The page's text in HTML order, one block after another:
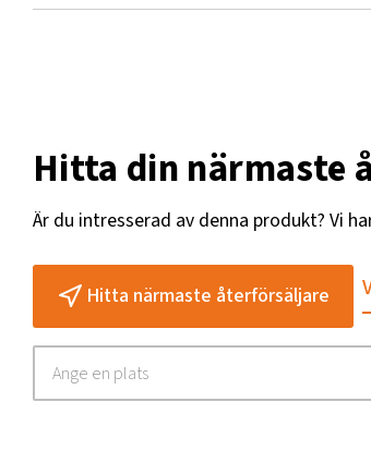
Hitta din närmaste
Är du intresserad av denna produkt? Vi
Hitta närmaste återförsäljare